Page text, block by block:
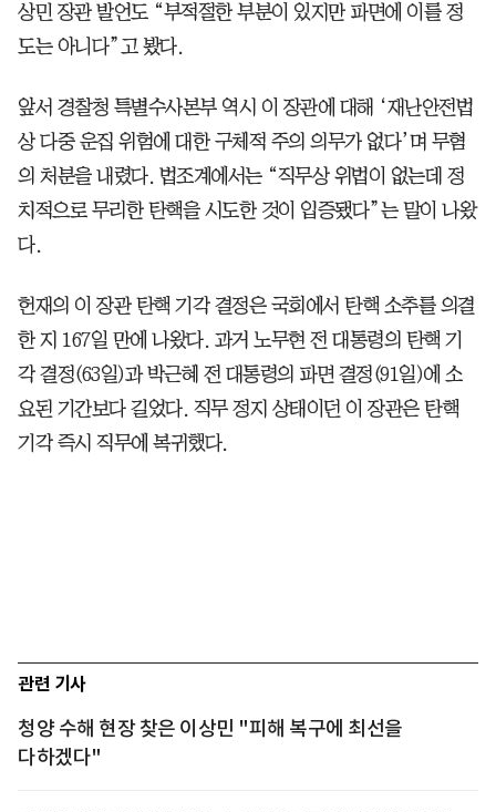
상민 장관 발언도 “부적절한 부분이 있지만 파면에 이를 정
도는 아니다”고 봤다.
앞서 경찰청 특별수사본부 역시 이 장관에 대해 ‘재난안전법
상 다중 운집 위험에 대한 구체적 주의 의무가 없다’며 무혐
의 처분을 내렸다. 법조계에서는 “직무상 위법이 없는데 정
치적으로 무리한 탄핵을 시도한 것이 입증됐다”는 말이 나왔
다.
헌재의 이 장관 탄핵 기각 결정은 국회에서 탄핵 소추를 의결
한 지 167일 만에 나왔다. 과거 노무현 전 대통령의 탄핵 기
각 결정(63일)과 박근혜 전 대통령의 파면 결정(91일)에 소
요된 기간보다 길었다. 직무 정지 상태이던 이 장관은 탄핵
기각 즉시 직무에 복귀했다.
관련 기사
청양 수해 현장 찾은 이상민 "피해 복구에 최선을
다하겠다"